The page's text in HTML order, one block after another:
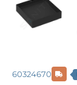
60324670